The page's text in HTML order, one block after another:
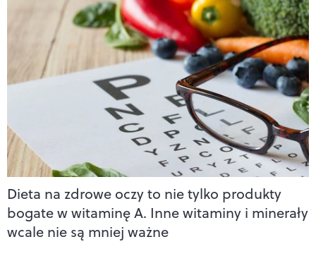
Dieta na zdrowe oczy to nie tylko produkty
bogate w witaminę A. Inne witaminy i minerały
wcale nie są mniej ważne